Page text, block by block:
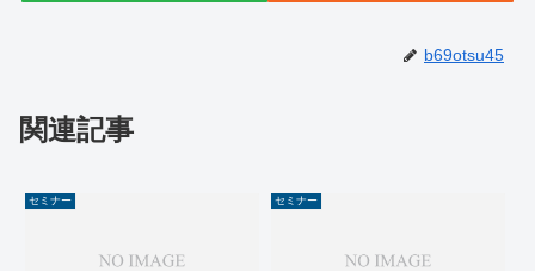
b69otsu45
関連記事
セミナー セミナー